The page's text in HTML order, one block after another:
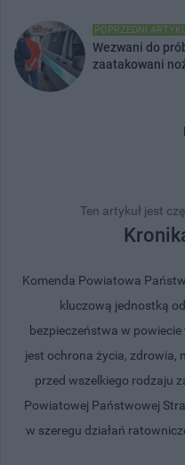
POPRZEDNI
Wezwani do
zaatakowani
Ten artykuł jest
Komenda Powiatowa
kluczową jednostką
bezpieczeństwa w
jest ochrona życia, zdrowia,
przed wszelkiego rodzaju
Powiatowej Państwowej
w szeregu działań